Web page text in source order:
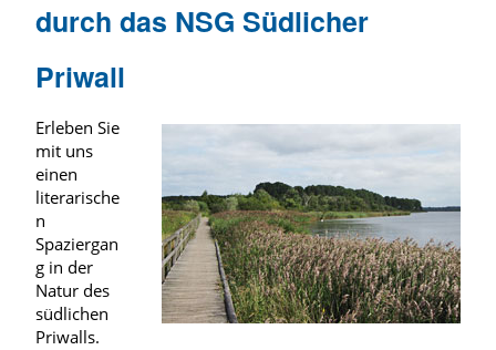
durch das NSG Südlicher
Priwall
Erleben Sie
mit uns
einen
literarische
n
Spaziergan
g in der
Natur des
südlichen
Priwalls.